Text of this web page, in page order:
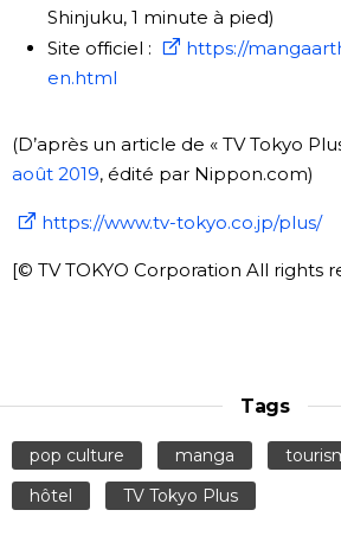
Shinjuku, 1 minute à pied)
Site officiel :
https://
en.html
(D’après un article de « TV Tokyo
août 2019, édité par Nippon.com)
https://www.tv-tokyo.co.jp/plus/
[© TV TOKYO Corporation All rights
Tags
pop culture manga
hôtel
TV Tokyo Plus